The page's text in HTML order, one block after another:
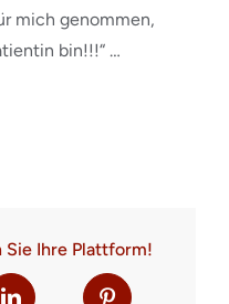
mich genommen,
bin!!!“ …
Sie Ihre Plattform!